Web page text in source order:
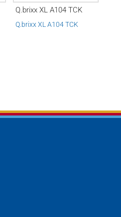
Q.brixx XL A104 TCK
Q.brixx XL A104 TCK